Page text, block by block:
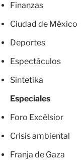
Finanzas
Ciudad de México
Deportes
Espectáculos
Sintetika
Especiales
Foro Excélsior
Crisis ambiental
Franja de Gaza